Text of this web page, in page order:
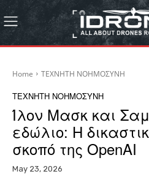
Home ΤΕΧΝΗΤΗ ΝΟΗΜΟΣΥΝΗ
ΤΕΧΝΗΤΗ ΝΟΗΜΟΣΥΝΗ
Ίλον Μασκ και
εδώλιο: Η
σκοπό της OpenAI
May 23, 2026